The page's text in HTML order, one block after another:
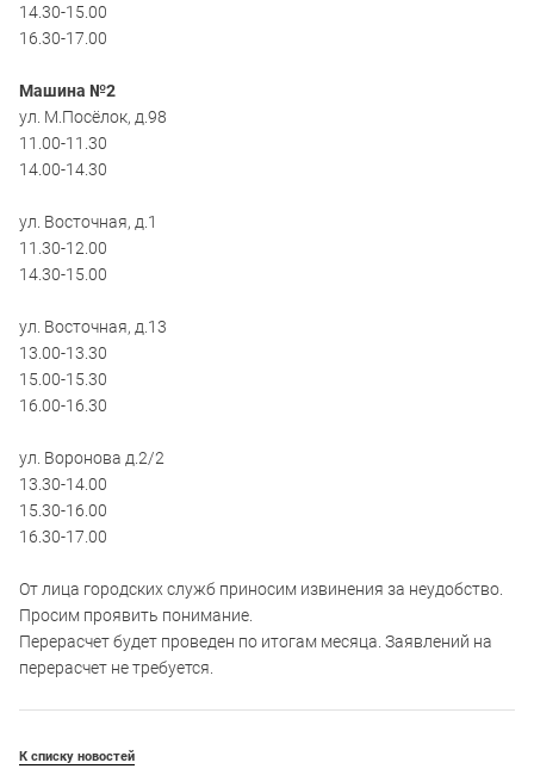
14.30-15.00
16.30-17.00
Машина №2
ул. М.Посёлок, д.98
11.00-11.30
14.00-14.30
ул. Восточная, д.1
11.30-12.00
14.30-15.00
ул. Восточная, д.13
13.00-13.30
15.00-15.30
16.00-16.30
ул. Воронова д.2/2
13.30-14.00
15.30-16.00
16.30-17.00
От лица городских служб приносим извинения за неудобство.
Просим проявить понимание.
Перерасчет будет проведен по итогам месяца. Заявлений на
перерасчет не требуется.
К списку новостей